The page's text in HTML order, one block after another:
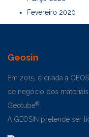
Fevereiro 2020
Geosin
Em 2015, é criada a
de negócio dos
Geotube®.
A GEOSIN pretende ser